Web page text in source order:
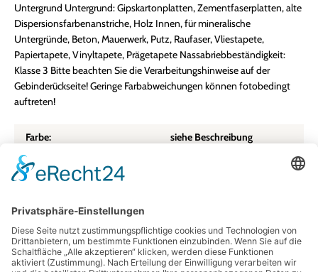
Untergrund Untergrund: Gipskartonplatten, Zementfaserplatten, alte
Dispersionsfarbenanstriche, Holz Innen, für mineralische
Untergründe, Beton, Mauerwerk, Putz, Raufaser, Vliestapete,
Papiertapete, Vinyltapete, Prägetapete Nassabriebbeständigkeit:
Klasse 3 Bitte beachten Sie die Verarbeitungshinweise auf der
Gebinderückseite! Geringe Farbabweichungen können fotobedingt
auftreten!
Farbe: siehe Beschreibung
Größe:
Wohnen